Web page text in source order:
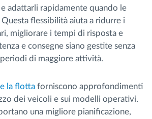
adattarli rapidamente quando le
flessibilità aiuta a ridurre i
migliorare i tempi di risposta e
e consegne siano gestite senza
di maggiore attività.
la flotta forniscono approfondimenti
dei veicoli e sui modelli operativi.
una migliore pianificazione,